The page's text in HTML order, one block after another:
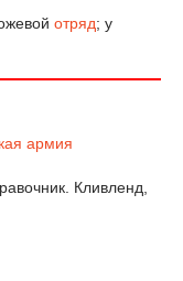
отряд; у
армия
Кливленд,